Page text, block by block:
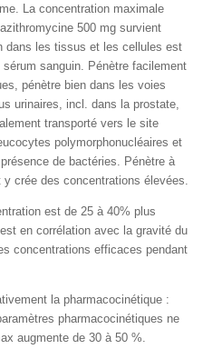
La concentration maximale
500 mg survient
dans les tissus et les cellules est
sanguin. Pénètre facilement
pénètre bien dans les voies
urinaires, incl. dans la prostate,
transporté vers le site
polymorphonucléaires et
de bactéries. Pénètre à
crée des concentrations élevées.
est de 25 à 40% plus
en corrélation avec la gravité du
concentrations efficaces pendant
la pharmacocinétique :
pharmacocinétiques ne
augmente de 30 à 50 %.